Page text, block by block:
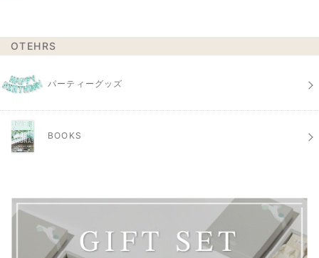
OTEHRS
パーティーグッズ
BOOKS